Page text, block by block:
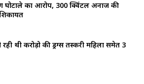
घोटाले का आरोप, 300 क्विंटल अनाज की
थी करोड़ो की ड्रग्स तस्करी महिला समेत 3